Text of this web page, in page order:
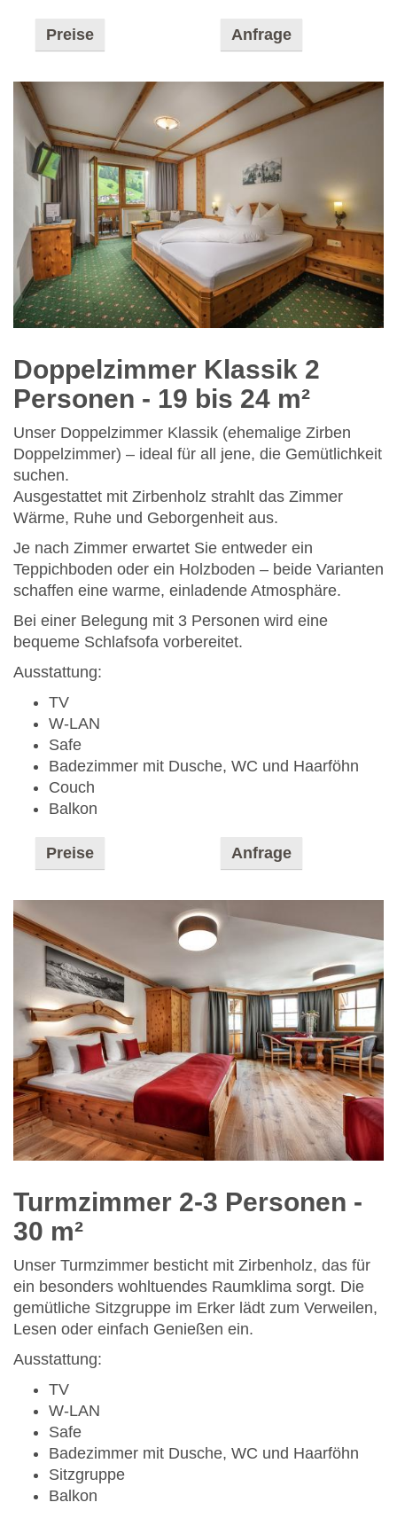
Preise Anfrage
Doppelzimmer Klassik 2
Personen - 19 bis 24 m²
Unser Doppelzimmer Klassik (ehemalige Zirben
Doppelzimmer) – ideal für all jene, die Gemütlichkeit
suchen.
Ausgestattet mit Zirbenholz strahlt das Zimmer
Wärme, Ruhe und Geborgenheit aus.
Je nach Zimmer erwartet Sie entweder ein
Teppichboden oder ein Holzboden – beide Varianten
schaffen eine warme, einladende Atmosphäre.
Bei einer Belegung mit 3 Personen wird eine
bequeme Schlafsofa vorbereitet.
Ausstattung:
TV
W-LAN
Safe
Badezimmer mit Dusche, WC und Haarföhn
Couch
Balkon
Preise Anfrage
Turmzimmer 2-3 Personen -
30 m²
Unser Turmzimmer besticht mit Zirbenholz, das für
ein besonders wohltuendes Raumklima sorgt. Die
gemütliche Sitzgruppe im Erker lädt zum Verweilen,
Lesen oder einfach Genießen ein.
Ausstattung:
TV
W-LAN
Safe
Badezimmer mit Dusche, WC und Haarföhn
Sitzgruppe
Balkon